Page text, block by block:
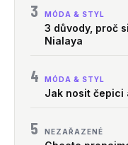
3 MÓDA & STYL
3 důvody, proč
Nialaya
4 MÓDA & STYL
Jak nosit čepici
5 NEZAŘAZENÉ